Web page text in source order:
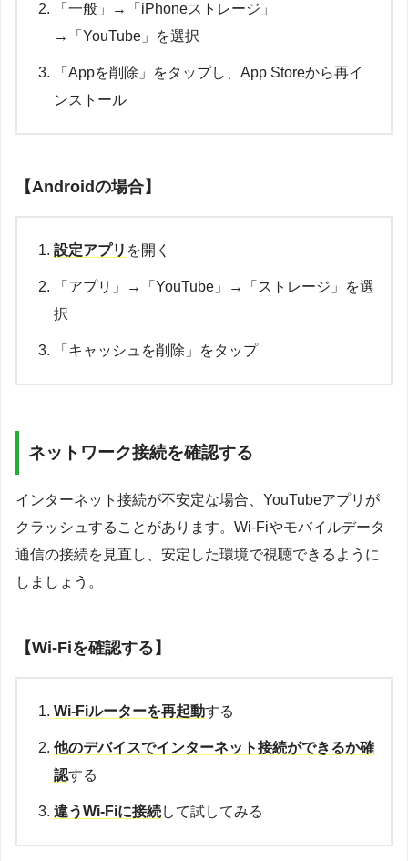
「一般」→「iPhoneストレージ」
→「YouTube」を選択
「Appを削除」をタップし、App Storeから再イ
ンストール
【Androidの場合】
設定アプリ を開く
「アプリ」→「YouTube」→「ストレージ」を選
択
「キャッシュを削除」をタップ
ネットワーク接続を確認する
インターネット接続が不安定な場合、YouTubeアプリが
クラッシュすることがあります。Wi-Fiやモバイルデータ
通信の接続を見直し、安定した環境で視聴できるように
しましょう。
【Wi-Fiを確認する】
Wi-Fiルーターを再起動する
他のデバイスでインターネット接続ができるか確
認する
違うWi-Fiに接続して試してみる